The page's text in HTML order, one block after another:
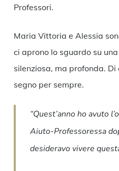
Professori.
Maria Vittoria e Alessia
ci aprono lo sguardo su
silenziosa, ma profonda.
segno per sempre.
“Quest’anno ho avuto
Aiuto-Professoressa
desideravo vivere